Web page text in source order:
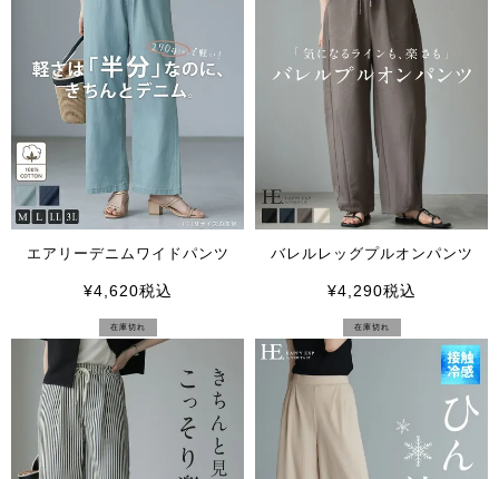
エアリーデニムワイドパンツ
¥4,620税込
在庫切れ
バレルレッグプルオンパンツ
¥4,290税込
在庫切れ